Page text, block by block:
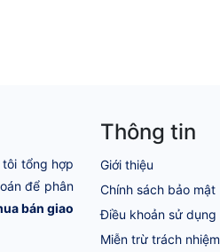
tổng hợp
để phân
bán giao
Thông tin
Giới thiệu
Chính sách bảo mật
Điều khoản sử dụng
Miễn trừ trách nhiệm